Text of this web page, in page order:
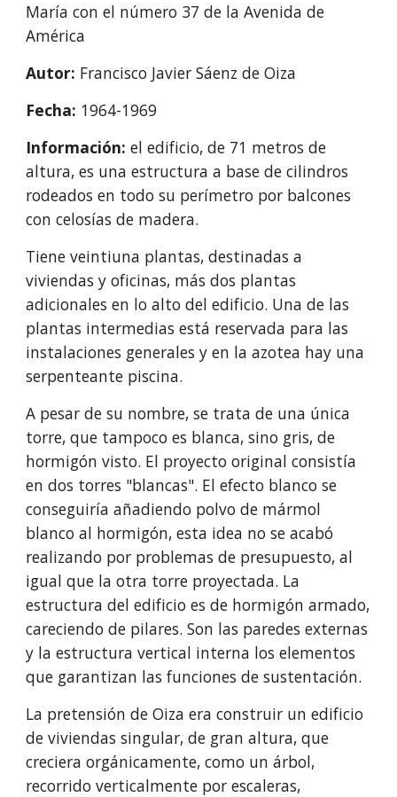
María con el número 37 de la Avenida de
América
Autor: Francisco Javier Sáenz de Oiza
Fecha: 1964-1969
Información: el edificio, de 71 metros de
altura, es una estructura a base de cilindros
rodeados en todo su perímetro por balcones
con celosías de madera.
Tiene veintiuna plantas, destinadas a
viviendas y oficinas, más dos plantas
adicionales en lo alto del edificio. Una de las
plantas intermedias está reservada para las
instalaciones generales y en la azotea hay una
serpenteante piscina.
A pesar de su nombre, se trata de una única
torre, que tampoco es blanca, sino gris, de
hormigón visto. El proyecto original consistía
en dos torres "blancas". El efecto blanco se
conseguiría añadiendo polvo de mármol
blanco al hormigón, esta idea no se acabó
realizando por problemas de presupuesto, al
igual que la otra torre proyectada. La
estructura del edificio es de hormigón armado,
careciendo de pilares. Son las paredes externas
y la estructura vertical interna los elementos
que garantizan las funciones de sustentación.
La pretensión de Oiza era construir un edificio
de viviendas singular, de gran altura, que
creciera orgánicamente, como un árbol,
recorrido verticalmente por escaleras,